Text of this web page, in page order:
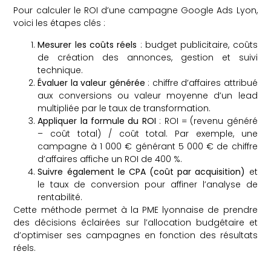
Pour calculer le ROI d’une campagne Google Ads Lyon,
voici les étapes clés :
Mesurer les coûts réels : budget publicitaire, coûts
de création des annonces, gestion et suivi
technique.
Évaluer la valeur générée : chiffre d’affaires attribué
aux conversions ou valeur moyenne d’un lead
multipliée par le taux de transformation.
Appliquer la formule du ROI : ROI = (revenu généré
– coût total) / coût total. Par exemple, une
campagne à 1 000 € générant 5 000 € de chiffre
d’affaires affiche un ROI de 400 %.
Suivre également le CPA (coût par acquisition) et
le taux de conversion pour affiner l’analyse de
rentabilité.
Cette méthode permet à la PME lyonnaise de prendre
des décisions éclairées sur l’allocation budgétaire et
d’optimiser ses campagnes en fonction des résultats
réels.